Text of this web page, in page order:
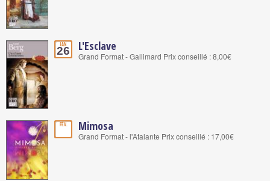
Jan.
26 L'Esclave
Grand Format - Gallimard Prix conseillé : 8,00€
Fév. Mimosa
Grand Format - l'Atalante Prix conseillé : 17,00€